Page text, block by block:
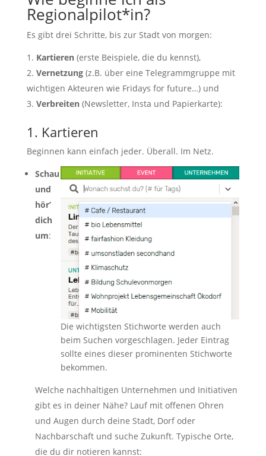
Regionalpilot*in?
Es gibt drei Schritte, bis zur Stadt von morgen:
Kartieren (erste Beispiele, die du kennst),
Vernetzung(z.B. über eine Telegrammgruppe mit
wichtigen Akteuren wie Fridays for future…) und
Verbreiten (Newsletter, Insta und Papierkarte):
1. Kartieren
Beginnen kann einfach jeder. Überall. Im Netz.
Die wichtigsten Stichworte werden auch
beim Suchen vorgeschlagen. Jeder Eintrag
sollte eines dieser prominenten Stichworte
bekommen.
Schau
und
hör’
dich
um:
Welche nachhaltigen Unternehmen und Initiativen
gibt es in deiner Nähe? Lauf mit offenen Ohren
und Augen durch deine Stadt, Dorf oder
Nachbarschaft und suche Zukunft. Typische Orte,
die du dir notieren kannst: